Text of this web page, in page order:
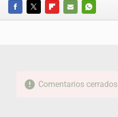
FACEBOOKTWITTERFLIPBOARD
E-
WHATSAPP
Comentarios cerrados